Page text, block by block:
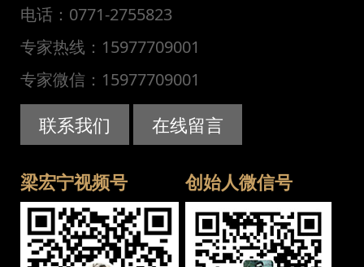
电话：0771-2755823
专家热线：15977709001
专家微信：15977709001
联系我们 在线留言
梁宏宁视频号 创始人微信号